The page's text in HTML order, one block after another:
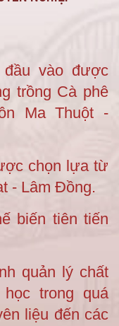
vào được
trồng Cà phê
Ma Thuột -
chọn lựa từ
- Lâm Đồng.
biến tiên tiến
quản lý chất
trong quá
liệu đến các